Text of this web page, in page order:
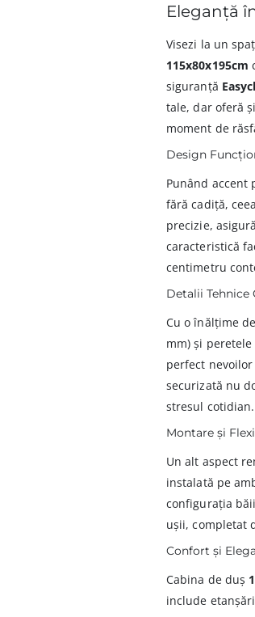
Eleganță
Visezi la un
115x80x195cm
siguranță
tale, dar oferă
moment de
Design
Punând accent
fără cadiță,
precizie,
caracteristică
centimetru
Detalii Tehnice
Cu o înălțime de
mm) și
perfect
securizată nu
stresul cotidian.
Montare și
Un alt aspect
instalată pe
configurația
ușii, completat
Confort și
Cabina de duș
include